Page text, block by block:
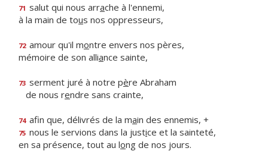
71 salut qui nous arrache à l'ennemi,
à la main de tous nos oppresseurs,
72 amour qu'il montre envers nos pères,
mémoire de son alliance sainte,
73 serment juré à notre père Abraham
de nous rendre sans crainte,
74 afin que, délivrés de la main des ennemis, +
75 nous le servions dans la justice et la sainteté,
en sa présence, tout au long de nos jours.